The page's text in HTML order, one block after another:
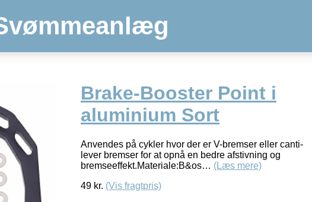
Brake-Booster Point i
aluminium Sort
Anvendes på cykler hvor der er V-bremser eller canti-
lever bremser for at opnå en bedre afstivning og
bremseeffekt.Materiale:B&os… (Læs mere)
49 kr. (Vis fragtpris)